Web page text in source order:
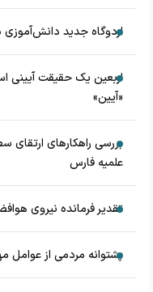
اردوگاه جدید
اربعین یک حقیقت آیینی
«آیین»
بررسی راهکارهای ارتقای
علمیه فارس
تقدیر فرمانده نیروی
پشتوانه مردمی از